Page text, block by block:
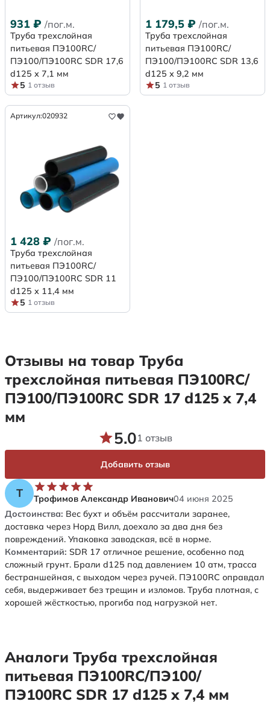
931 ₽ /пог.м.
Труба трехслойная
питьевая ПЭ100RC/
ПЭ100/ПЭ100RC SDR 17,6
d125 х 7,1 мм
5 1 отзыв
1 179,5 ₽ /пог.м.
Труба трехслойная
питьевая ПЭ100RC/
ПЭ100/ПЭ100RC SDR 13,6
d125 х 9,2 мм
5 1 отзыв
Артикул:020932
1 428 ₽ /пог.м.
Труба трехслойная
питьевая ПЭ100RC/
ПЭ100/ПЭ100RC SDR 11
d125 х 11,4 мм
5 1 отзыв
Отзывы на товар Труба
трехслойная питьевая ПЭ100RC/
ПЭ100/ПЭ100RC SDR 17 d125 х 7,4
мм
Т Трофимов Александр Иванович04 июня 2025
Достоинства: Вес бухт и объём рассчитали заранее,
доставка через Норд Вилл, доехало за два дня без
повреждений. Упаковка заводская, всё в норме.
Комментарий: SDR 17 отличное решение, особенно под
сложный грунт. Брали d125 под давлением 10 атм, трасса
бестраншейная, с выходом через ручей. ПЭ100RC оправдал
себя, выдерживает без трещин и изломов. Труба плотная, с
хорошей жёсткостью, прогиба под нагрузкой нет.
5.01 отзыв
Добавить отзыв
Аналоги Труба трехслойная
питьевая ПЭ100RC/ПЭ100/
ПЭ100RC SDR 17 d125 х 7,4 мм